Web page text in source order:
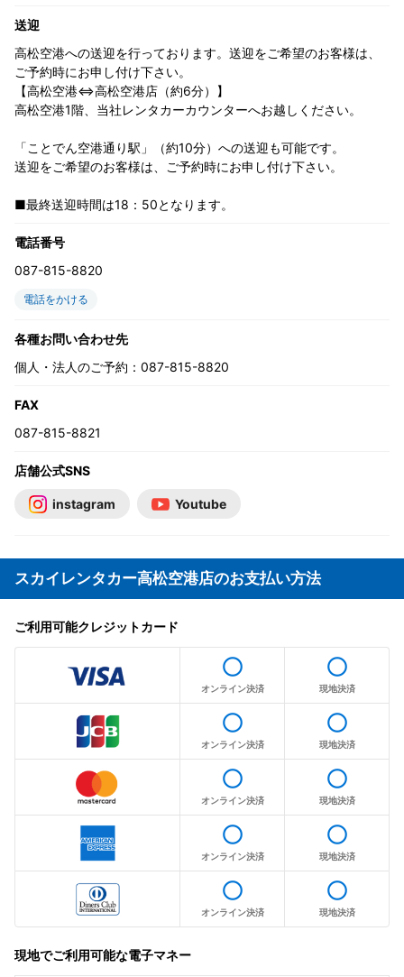
送迎
高松空港への送迎を行っております。送迎をご希望のお客様は、
ご予約時にお申し付け下さい。
【高松空港⇔高松空港店（約6分）】
高松空港1階、当社レンタカーカウンターへお越しください。
「ことでん空港通り駅」（約10分）への送迎も可能です。
送迎をご希望のお客様は、ご予約時にお申し付け下さい。
■最終送迎時間は18：50となります。
電話番号
087-815-8820
電話をかける
各種お問い合わせ先
個人・法人のご予約：087-815-8820
FAX
087-815-8821
店舗公式SNS
instagram Youtube
スカイレンタカー高松空港店のお支払い方法
ご利用可能クレジットカード
radio_button_unchecked
オンライン決済
radio_button_unchecked
現地決済
radio_button_unchecked
オンライン決済
radio_button_unchecked
現地決済
radio_button_unchecked
オンライン決済
radio_button_unchecked
現地決済
radio_button_unchecked
オンライン決済
radio_button_unchecked
現地決済
radio_button_unchecked
オンライン決済
radio_button_unchecked
現地決済
現地でご利用可能な電子マネー